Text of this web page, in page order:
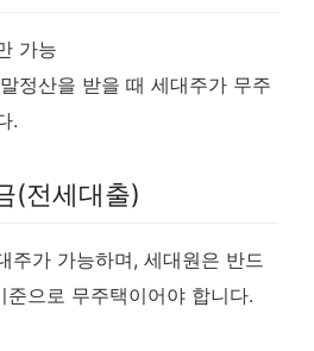
가능
정산을 받을 때 세대주가 무주
.
(전세대출)
주가 가능하며, 세대원은 반드
준으로 무주택이어야 합니다.